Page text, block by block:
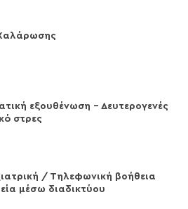
εξουθένωση – Δευτερογενές
στρες
/ Τηλεφωνική βοήθεια
μέσω διαδικτύου